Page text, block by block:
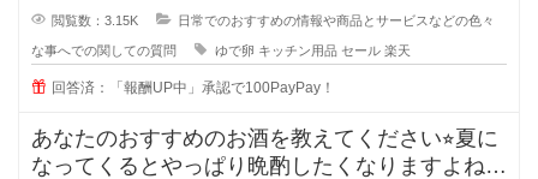
閲覧数：3.15K 日常でのおすすめの情報や商品とサービスなどの色々
な事へでの関しての質問 ゆで卵 キッチン用品 セール 楽天
回答済：「報酬UP中」承認で100PayPay！
あなたのおすすめのお酒を教えてください⭐︎夏に
なってくるとやっぱり晩酌したくなりますよね。